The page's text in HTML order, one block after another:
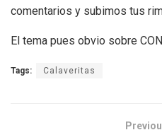
comentarios y subimos tus
El tema pues obvio sobre
Tags: Calaveritas